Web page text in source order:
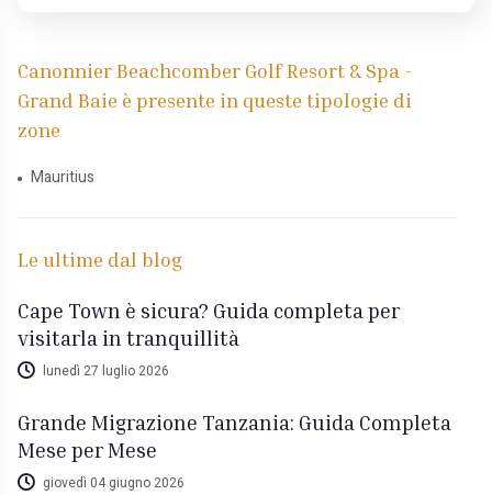
Canonnier Beachcomber Golf Resort & Spa -
Grand Baie è presente in queste tipologie di
zone
Mauritius
Le ultime dal blog
Cape Town è sicura? Guida completa per
visitarla in tranquillità
lunedì 27 luglio 2026
Grande Migrazione Tanzania: Guida Completa
Mese per Mese
giovedì 04 giugno 2026